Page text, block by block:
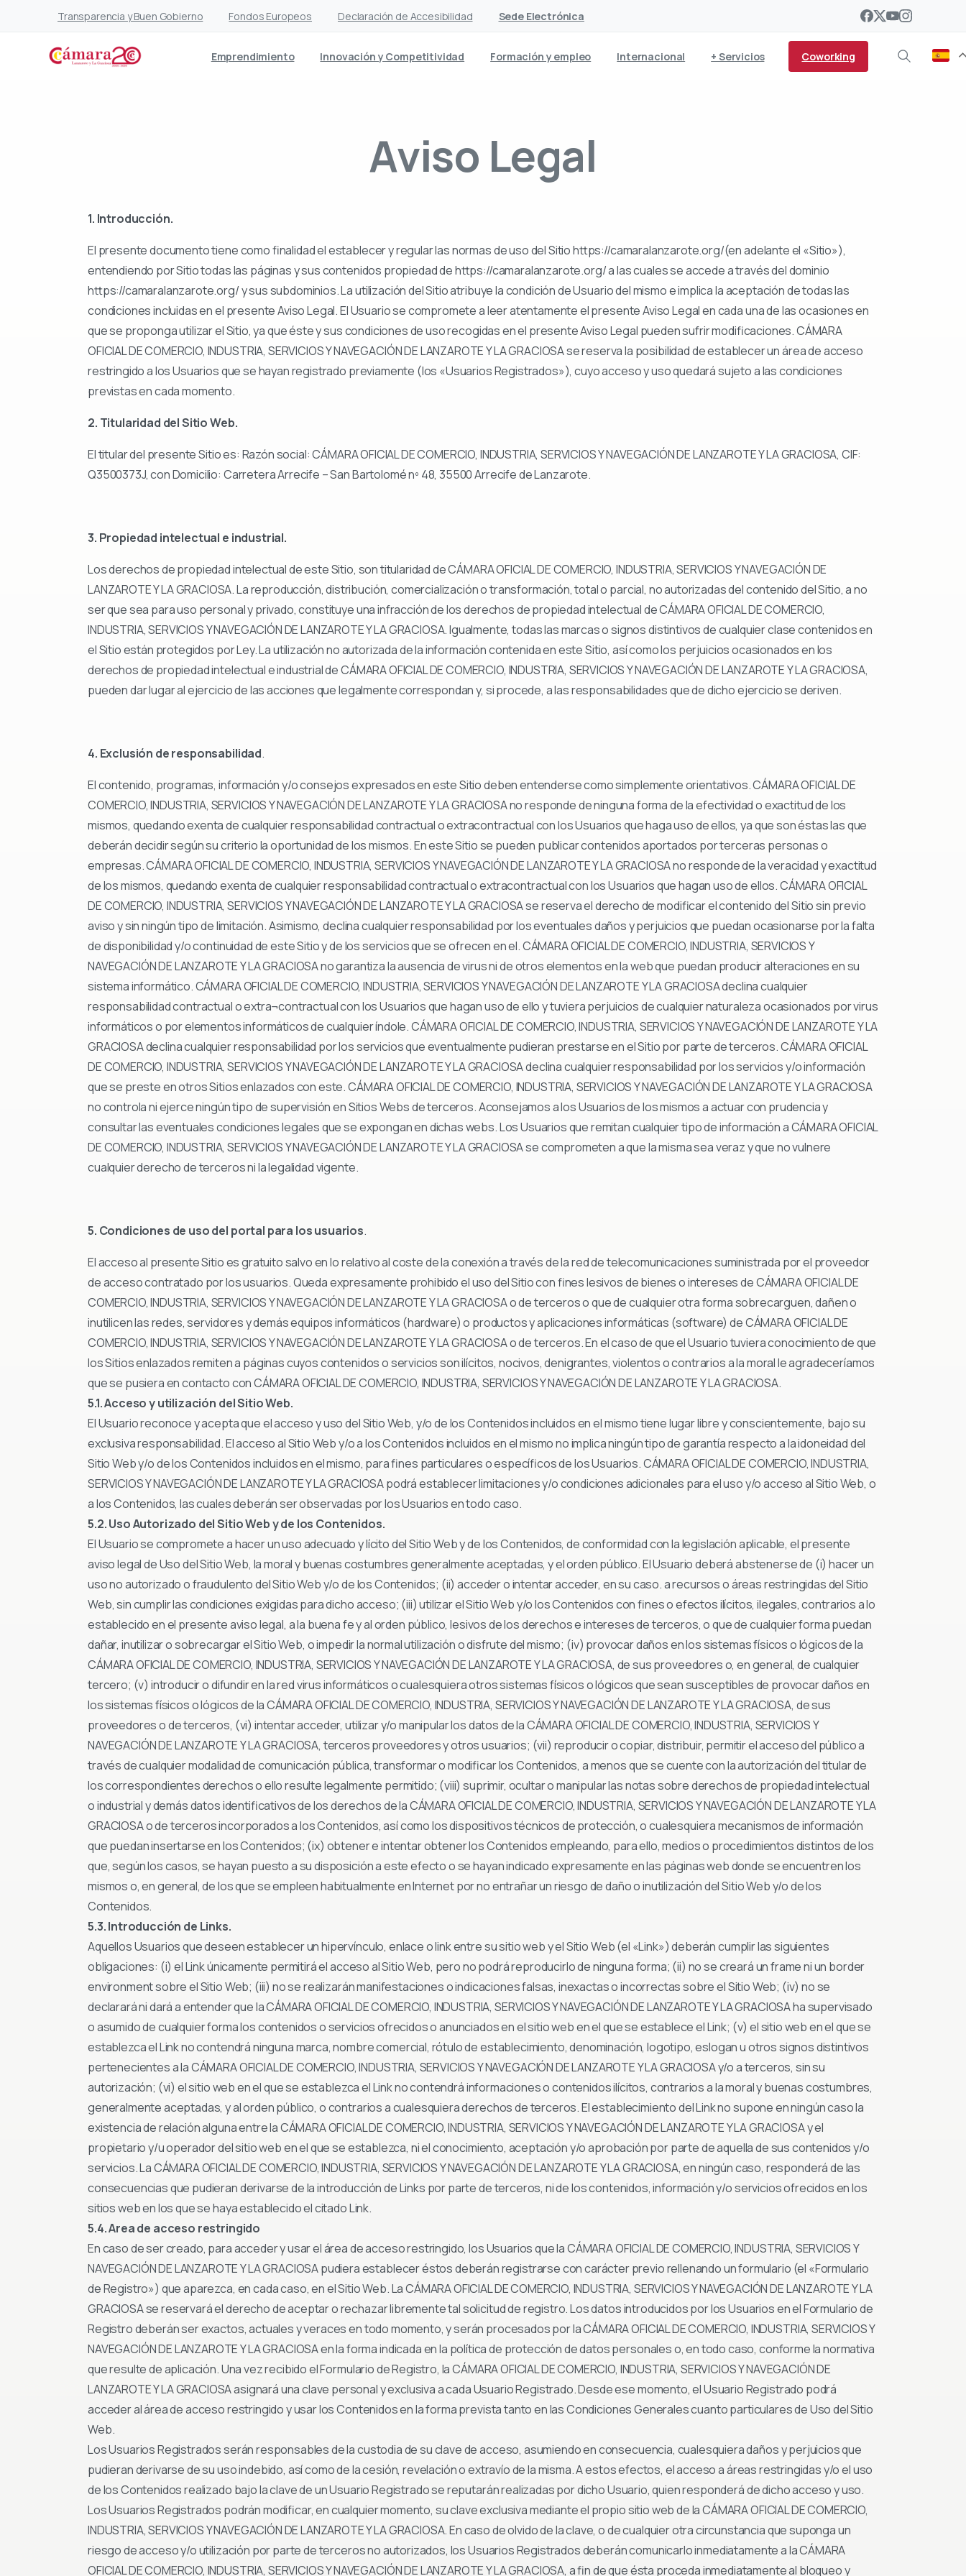
Transparencia y Buen Gobierno Fondos Europeos Declaración de Accesibilidad Sede Electrónica
Emprendimiento Innovación y Competitividad Formación y empleo Internacional + Servicios Coworking
Aviso Legal
1. Introducción.
El presente documento tiene como finalidad el establecer y regular las normas de uso del Sitio https://camaralanzarote.org/(en adelante el «Sitio»),
entendiendo por Sitio todas las páginas y sus contenidos propiedad de https://camaralanzarote.org/ a las cuales se accede a través del dominio
https://camaralanzarote.org/ y sus subdominios. La utilización del Sitio atribuye la condición de Usuario del mismo e implica la aceptación de todas las
condiciones incluidas en el presente Aviso Legal. El Usuario se compromete a leer atentamente el presente Aviso Legal en cada una de las ocasiones en
que se proponga utilizar el Sitio, ya que éste y sus condiciones de uso recogidas en el presente Aviso Legal pueden sufrir modificaciones. CÁMARA
OFICIAL DE COMERCIO, INDUSTRIA, SERVICIOS Y NAVEGACIÓN DE LANZAROTE Y LA GRACIOSA se reserva la posibilidad de establecer un área de acceso
restringido a los Usuarios que se hayan registrado previamente (los «Usuarios Registrados»), cuyo acceso y uso quedará sujeto a las condiciones
previstas en cada momento.
2. Titularidad del Sitio Web.
El titular del presente Sitio es: Razón social: CÁMARA OFICIAL DE COMERCIO, INDUSTRIA, SERVICIOS Y NAVEGACIÓN DE LANZAROTE Y LA GRACIOSA, CIF:
Q3500373J, con Domicilio: Carretera Arrecife – San Bartolomé nº 48, 35500 Arrecife de Lanzarote.
3. Propiedad intelectual e industrial.
Los derechos de propiedad intelectual de este Sitio, son titularidad de CÁMARA OFICIAL DE COMERCIO, INDUSTRIA, SERVICIOS Y NAVEGACIÓN DE
LANZAROTE Y LA GRACIOSA. La reproducción, distribución, comercialización o transformación, total o parcial, no autorizadas del contenido del Sitio, a no
ser que sea para uso personal y privado, constituye una infracción de los derechos de propiedad intelectual de CÁMARA OFICIAL DE COMERCIO,
INDUSTRIA, SERVICIOS Y NAVEGACIÓN DE LANZAROTE Y LA GRACIOSA. Igualmente, todas las marcas o signos distintivos de cualquier clase contenidos en
el Sitio están protegidos por Ley. La utilización no autorizada de la información contenida en este Sitio, así como los perjuicios ocasionados en los
derechos de propiedad intelectual e industrial de CÁMARA OFICIAL DE COMERCIO, INDUSTRIA, SERVICIOS Y NAVEGACIÓN DE LANZAROTE Y LA GRACIOSA,
pueden dar lugar al ejercicio de las acciones que legalmente correspondan y, si procede, a las responsabilidades que de dicho ejercicio se deriven.
4. Exclusión de responsabilidad.
El contenido, programas, información y/o consejos expresados en este Sitio deben entenderse como simplemente orientativos. CÁMARA OFICIAL DE
COMERCIO, INDUSTRIA, SERVICIOS Y NAVEGACIÓN DE LANZAROTE Y LA GRACIOSA no responde de ninguna forma de la efectividad o exactitud de los
mismos, quedando exenta de cualquier responsabilidad contractual o extracontractual con los Usuarios que haga uso de ellos, ya que son éstas las que
deberán decidir según su criterio la oportunidad de los mismos. En este Sitio se pueden publicar contenidos aportados por terceras personas o
empresas. CÁMARA OFICIAL DE COMERCIO, INDUSTRIA, SERVICIOS Y NAVEGACIÓN DE LANZAROTE Y LA GRACIOSA no responde de la veracidad y exactitud
de los mismos, quedando exenta de cualquier responsabilidad contractual o extracontractual con los Usuarios que hagan uso de ellos. CÁMARA OFICIAL
DE COMERCIO, INDUSTRIA, SERVICIOS Y NAVEGACIÓN DE LANZAROTE Y LA GRACIOSA se reserva el derecho de modificar el contenido del Sitio sin previo
aviso y sin ningún tipo de limitación. Asimismo, declina cualquier responsabilidad por los eventuales daños y perjuicios que puedan ocasionarse por la falta
de disponibilidad y/o continuidad de este Sitio y de los servicios que se ofrecen en el. CÁMARA OFICIAL DE COMERCIO, INDUSTRIA, SERVICIOS Y
NAVEGACIÓN DE LANZAROTE Y LA GRACIOSA no garantiza la ausencia de virus ni de otros elementos en la web que puedan producir alteraciones en su
sistema informático. CÁMARA OFICIAL DE COMERCIO, INDUSTRIA, SERVICIOS Y NAVEGACIÓN DE LANZAROTE Y LA GRACIOSA declina cualquier
responsabilidad contractual o extra¬contractual con los Usuarios que hagan uso de ello y tuviera perjuicios de cualquier naturaleza ocasionados por virus
informáticos o por elementos informáticos de cualquier índole. CÁMARA OFICIAL DE COMERCIO, INDUSTRIA, SERVICIOS Y NAVEGACIÓN DE LANZAROTE Y LA
GRACIOSA declina cualquier responsabilidad por los servicios que eventualmente pudieran prestarse en el Sitio por parte de terceros. CÁMARA OFICIAL
DE COMERCIO, INDUSTRIA, SERVICIOS Y NAVEGACIÓN DE LANZAROTE Y LA GRACIOSA declina cualquier responsabilidad por los servicios y/o información
que se preste en otros Sitios enlazados con este. CÁMARA OFICIAL DE COMERCIO, INDUSTRIA, SERVICIOS Y NAVEGACIÓN DE LANZAROTE Y LA GRACIOSA
no controla ni ejerce ningún tipo de supervisión en Sitios Webs de terceros. Aconsejamos a los Usuarios de los mismos a actuar con prudencia y
consultar las eventuales condiciones legales que se expongan en dichas webs. Los Usuarios que remitan cualquier tipo de información a CÁMARA OFICIAL
DE COMERCIO, INDUSTRIA, SERVICIOS Y NAVEGACIÓN DE LANZAROTE Y LA GRACIOSA se comprometen a que la misma sea veraz y que no vulnere
cualquier derecho de terceros ni la legalidad vigente.
5. Condiciones de uso del portal para los usuarios.
El acceso al presente Sitio es gratuito salvo en lo relativo al coste de la conexión a través de la red de telecomunicaciones suministrada por el proveedor
de acceso contratado por los usuarios. Queda expresamente prohibido el uso del Sitio con fines lesivos de bienes o intereses de CÁMARA OFICIAL DE
COMERCIO, INDUSTRIA, SERVICIOS Y NAVEGACIÓN DE LANZAROTE Y LA GRACIOSA o de terceros o que de cualquier otra forma sobrecarguen, dañen o
inutilicen las redes, servidores y demás equipos informáticos (hardware) o productos y aplicaciones informáticas (software) de CÁMARA OFICIAL DE
COMERCIO, INDUSTRIA, SERVICIOS Y NAVEGACIÓN DE LANZAROTE Y LA GRACIOSA o de terceros. En el caso de que el Usuario tuviera conocimiento de que
los Sitios enlazados remiten a páginas cuyos contenidos o servicios son ilícitos, nocivos, denigrantes, violentos o contrarios a la moral le agradeceríamos
que se pusiera en contacto con CÁMARA OFICIAL DE COMERCIO, INDUSTRIA, SERVICIOS Y NAVEGACIÓN DE LANZAROTE Y LA GRACIOSA.
5.1. Acceso y utilización del Sitio Web.
El Usuario reconoce y acepta que el acceso y uso del Sitio Web, y/o de los Contenidos incluidos en el mismo tiene lugar libre y conscientemente, bajo su
exclusiva responsabilidad. El acceso al Sitio Web y/o a los Contenidos incluidos en el mismo no implica ningún tipo de garantía respecto a la idoneidad del
Sitio Web y/o de los Contenidos incluidos en el mismo, para fines particulares o específicos de los Usuarios. CÁMARA OFICIAL DE COMERCIO, INDUSTRIA,
SERVICIOS Y NAVEGACIÓN DE LANZAROTE Y LA GRACIOSA podrá establecer limitaciones y/o condiciones adicionales para el uso y/o acceso al Sitio Web, o
a los Contenidos, las cuales deberán ser observadas por los Usuarios en todo caso.
5.2. Uso Autorizado del Sitio Web y de los Contenidos.
El Usuario se compromete a hacer un uso adecuado y lícito del Sitio Web y de los Contenidos, de conformidad con la legislación aplicable, el presente
aviso legal de Uso del Sitio Web, la moral y buenas costumbres generalmente aceptadas, y el orden público. El Usuario deberá abstenerse de (i) hacer un
uso no autorizado o fraudulento del Sitio Web y/o de los Contenidos; (ii) acceder o intentar acceder, en su caso. a recursos o áreas restringidas del Sitio
Web, sin cumplir las condiciones exigidas para dicho acceso; (iii) utilizar el Sitio Web y/o los Contenidos con fines o efectos ilícitos, ilegales, contrarios a lo
establecido en el presente aviso legal, a la buena fe y al orden público, lesivos de los derechos e intereses de terceros, o que de cualquier forma puedan
dañar, inutilizar o sobrecargar el Sitio Web, o impedir la normal utilización o disfrute del mismo; (iv) provocar daños en los sistemas físicos o lógicos de la
CÁMARA OFICIAL DE COMERCIO, INDUSTRIA, SERVICIOS Y NAVEGACIÓN DE LANZAROTE Y LA GRACIOSA, de sus proveedores o, en general, de cualquier
tercero; (v) introducir o difundir en la red virus informáticos o cualesquiera otros sistemas físicos o lógicos que sean susceptibles de provocar daños en
los sistemas físicos o lógicos de la CÁMARA OFICIAL DE COMERCIO, INDUSTRIA, SERVICIOS Y NAVEGACIÓN DE LANZAROTE Y LA GRACIOSA, de sus
proveedores o de terceros, (vi) intentar acceder, utilizar y/o manipular los datos de la CÁMARA OFICIAL DE COMERCIO, INDUSTRIA, SERVICIOS Y
NAVEGACIÓN DE LANZAROTE Y LA GRACIOSA, terceros proveedores y otros usuarios; (vii) reproducir o copiar, distribuir, permitir el acceso del público a
través de cualquier modalidad de comunicación pública, transformar o modificar los Contenidos, a menos que se cuente con la autorización del titular de
los correspondientes derechos o ello resulte legalmente permitido; (viii) suprimir, ocultar o manipular las notas sobre derechos de propiedad intelectual
o industrial y demás datos identificativos de los derechos de la CÁMARA OFICIAL DE COMERCIO, INDUSTRIA, SERVICIOS Y NAVEGACIÓN DE LANZAROTE Y LA
GRACIOSA o de terceros incorporados a los Contenidos, así como los dispositivos técnicos de protección, o cualesquiera mecanismos de información
que puedan insertarse en los Contenidos; (ix) obtener e intentar obtener los Contenidos empleando, para ello, medios o procedimientos distintos de los
que, según los casos, se hayan puesto a su disposición a este efecto o se hayan indicado expresamente en las páginas web donde se encuentren los
mismos o, en general, de los que se empleen habitualmente en Internet por no entrañar un riesgo de daño o inutilización del Sitio Web y/o de los
Contenidos.
5.3. Introducción de Links.
Aquellos Usuarios que deseen establecer un hipervínculo, enlace o link entre su sitio web y el Sitio Web (el «Link») deberán cumplir las siguientes
obligaciones: (i) el Link únicamente permitirá el acceso al Sitio Web, pero no podrá reproducirlo de ninguna forma; (ii) no se creará un frame ni un border
environment sobre el Sitio Web; (iii) no se realizarán manifestaciones o indicaciones falsas, inexactas o incorrectas sobre el Sitio Web; (iv) no se
declarará ni dará a entender que la CÁMARA OFICIAL DE COMERCIO, INDUSTRIA, SERVICIOS Y NAVEGACIÓN DE LANZAROTE Y LA GRACIOSA ha supervisado
o asumido de cualquier forma los contenidos o servicios ofrecidos o anunciados en el sitio web en el que se establece el Link; (v) el sitio web en el que se
establezca el Link no contendrá ninguna marca, nombre comercial, rótulo de establecimiento, denominación, logotipo, eslogan u otros signos distintivos
pertenecientes a la CÁMARA OFICIAL DE COMERCIO, INDUSTRIA, SERVICIOS Y NAVEGACIÓN DE LANZAROTE Y LA GRACIOSA y/o a terceros, sin su
autorización; (vi) el sitio web en el que se establezca el Link no contendrá informaciones o contenidos ilícitos, contrarios a la moral y buenas costumbres,
generalmente aceptadas, y al orden público, o contrarios a cualesquiera derechos de terceros. El establecimiento del Link no supone en ningún caso la
existencia de relación alguna entre la CÁMARA OFICIAL DE COMERCIO, INDUSTRIA, SERVICIOS Y NAVEGACIÓN DE LANZAROTE Y LA GRACIOSA y el
propietario y/u operador del sitio web en el que se establezca, ni el conocimiento, aceptación y/o aprobación por parte de aquella de sus contenidos y/o
servicios. La CÁMARA OFICIAL DE COMERCIO, INDUSTRIA, SERVICIOS Y NAVEGACIÓN DE LANZAROTE Y LA GRACIOSA, en ningún caso, responderá de las
consecuencias que pudieran derivarse de la introducción de Links por parte de terceros, ni de los contenidos, información y/o servicios ofrecidos en los
sitios web en los que se haya establecido el citado Link.
5.4. Area de acceso restringido
En caso de ser creado, para acceder y usar el área de acceso restringido, los Usuarios que la CÁMARA OFICIAL DE COMERCIO, INDUSTRIA, SERVICIOS Y
NAVEGACIÓN DE LANZAROTE Y LA GRACIOSA pudiera establecer éstos deberán registrarse con carácter previo rellenando un formulario (el «Formulario
de Registro») que aparezca, en cada caso, en el Sitio Web. La CÁMARA OFICIAL DE COMERCIO, INDUSTRIA, SERVICIOS Y NAVEGACIÓN DE LANZAROTE Y LA
GRACIOSA se reservará el derecho de aceptar o rechazar libremente tal solicitud de registro. Los datos introducidos por los Usuarios en el Formulario de
Registro deberán ser exactos, actuales y veraces en todo momento, y serán procesados por la CÁMARA OFICIAL DE COMERCIO, INDUSTRIA, SERVICIOS Y
NAVEGACIÓN DE LANZAROTE Y LA GRACIOSA en la forma indicada en la política de protección de datos personales o, en todo caso, conforme la normativa
que resulte de aplicación. Una vez recibido el Formulario de Registro, la CÁMARA OFICIAL DE COMERCIO, INDUSTRIA, SERVICIOS Y NAVEGACIÓN DE
LANZAROTE Y LA GRACIOSA asignará una clave personal y exclusiva a cada Usuario Registrado. Desde ese momento, el Usuario Registrado podrá
acceder al área de acceso restringido y usar los Contenidos en la forma prevista tanto en las Condiciones Generales cuanto particulares de Uso del Sitio
Web.
Los Usuarios Registrados serán responsables de la custodia de su clave de acceso, asumiendo en consecuencia, cualesquiera daños y perjuicios que
pudieran derivarse de su uso indebido, así como de la cesión, revelación o extravío de la misma. A estos efectos, el acceso a áreas restringidas y/o el uso
de los Contenidos realizado bajo la clave de un Usuario Registrado se reputarán realizadas por dicho Usuario, quien responderá de dicho acceso y uso.
Los Usuarios Registrados podrán modificar, en cualquier momento, su clave exclusiva mediante el propio sitio web de la CÁMARA OFICIAL DE COMERCIO,
INDUSTRIA, SERVICIOS Y NAVEGACIÓN DE LANZAROTE Y LA GRACIOSA. En caso de olvido de la clave, o de cualquier otra circunstancia que suponga un
riesgo de acceso y/o utilización por parte de terceros no autorizados, los Usuarios Registrados deberán comunicarlo inmediatamente a la CÁMARA
OFICIAL DE COMERCIO, INDUSTRIA, SERVICIOS Y NAVEGACIÓN DE LANZAROTE Y LA GRACIOSA, a fin de que ésta proceda inmediatamente al bloqueo y